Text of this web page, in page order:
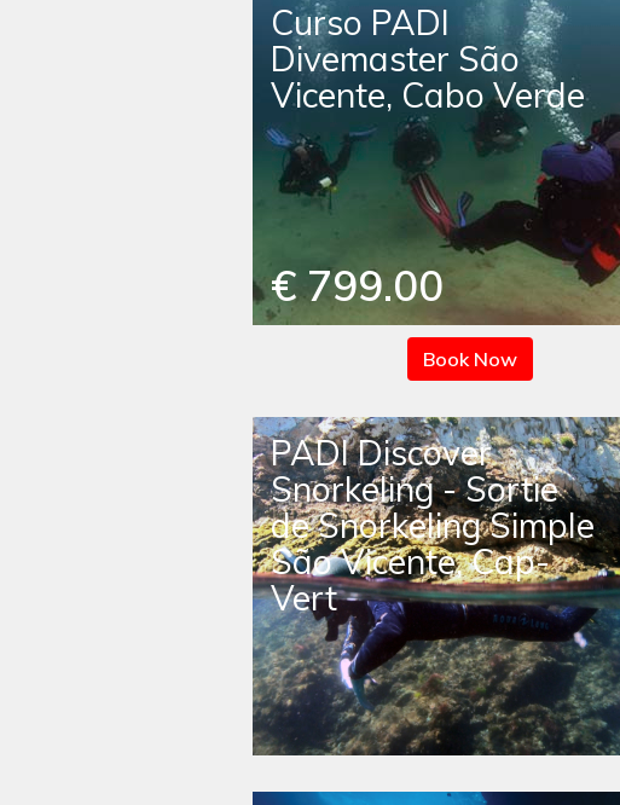
Curso PADI
Divemaster São
Vicente, Cabo Verde
€ 799.00
Book Now
PADI Discover
Snorkeling - Sortie
de Snorkeling Simple
São Vicente, Cap-
Vert